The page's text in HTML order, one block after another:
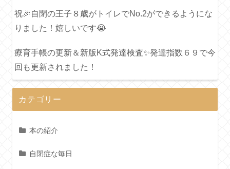
祝🎉自閉の王子８歳がトイレでNo.2ができるようにな
りました！嬉しいです😭
療育手帳の更新＆新版K式発達検査✨発達指数６９で今
回も更新されました！
カテゴリー
本の紹介
自閉症な毎日